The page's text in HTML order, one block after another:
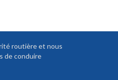
routière et nous
de conduire